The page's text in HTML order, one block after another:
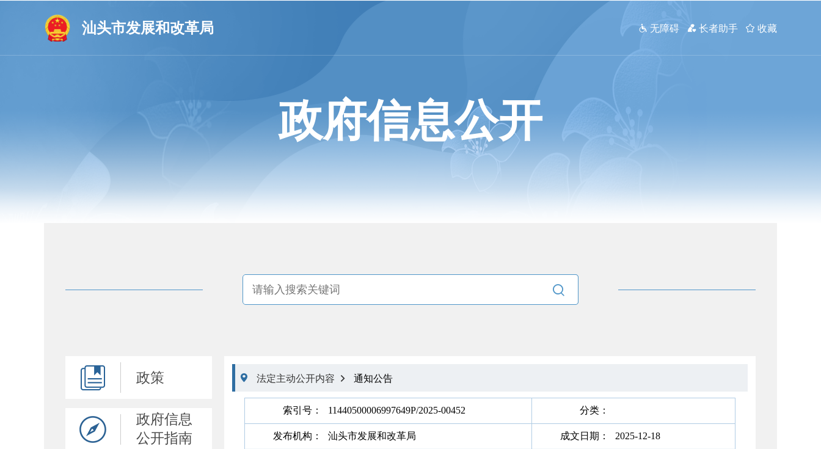
汕头市发展和改革局  无障碍  长者助手  收藏
政府信息公开

政策
政府信息
公开指南
 法定主动公开内容  通知公告
索引号： 11440500006997649P/2025-00452 分类：
发布机构： 汕头市发展和改革局 成文日期： 2025-12-18